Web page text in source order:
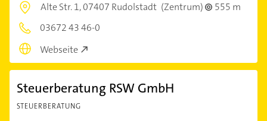
Alte Str. 1,07407 Rudolstadt (Zentrum)
555 m
03672 43 46-0
Webseite
Steuerberatung RSW GmbH
STEUERBERATUNG